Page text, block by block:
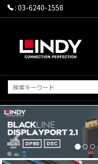
: 03-6240-1558